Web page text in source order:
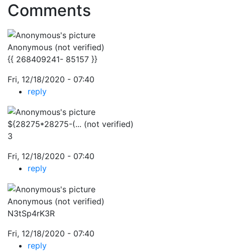
Comments
Anonymous (not verified)
{{ 268409241- 85157 }}
Fri, 12/18/2020 - 07:40
reply
${28275*28275-(... (not verified)
3
Fri, 12/18/2020 - 07:40
reply
Anonymous (not verified)
N3tSp4rK3R
Fri, 12/18/2020 - 07:40
reply